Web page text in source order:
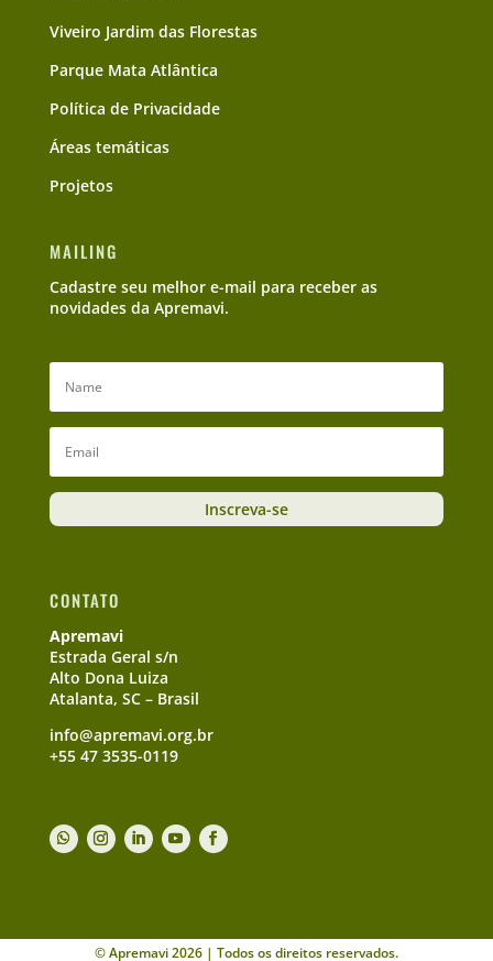
Viveiro Jardim das Florestas
Parque Mata Atlântica
Política de Privacidade
Áreas temáticas
Projetos
MAILING
Cadastre seu melhor e-mail para receber as
novidades da Apremavi.
Inscreva-se
CONTATO
Apremavi
Estrada Geral s/n
Alto Dona Luiza
Atalanta, SC – Brasil
info@apremavi.org.br
+55 47 3535-0119
© Apremavi 2026 | Todos os direitos reservados.